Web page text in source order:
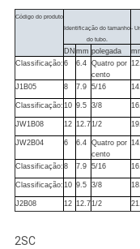
Código do produto
Identificação do tamanho
do tubo.
-
DN mm polegada
Classificação: 6 6.4
Quatro por
cento
J1B05 8 7.9 5/16
Classificação: 10 9.5 3/8
JW1B08 12 12.71/2
JW2B04 6 6.4
Quatro por
cento
Classificação: 8 7.9 5/16
Classificação: 10 9.5 3/8
J2B08 12 12.71/2
2SC